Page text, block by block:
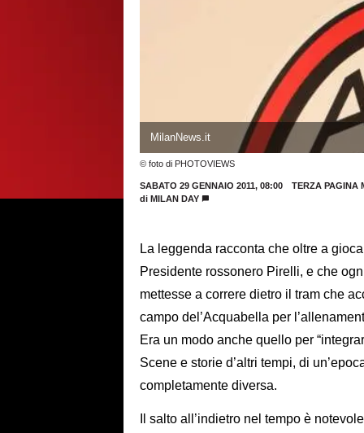
MilanNews.it
© foto di PHOTOVIEWS
SABATO 29 GENNAIO 2011, 08:00
TERZA PAGINA
di MILAN DAY
La leggenda racconta che oltre a
Presidente rossonero Pirelli, e che
mettesse a correre dietro il tram che
campo del’Acquabella per
Era un modo anche quello per
Scene e storie d’altri tempi, di
completamente diversa.
Il salto all’indietro nel tempo è